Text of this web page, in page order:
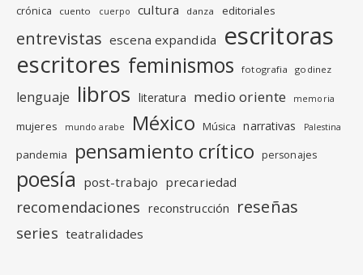
crónica cuento cuerpo cultura danza editoriales
entrevistas escena expandida escritoras
escritores feminismos fotografia godinez
lenguaje libros literatura medio oriente memoria
mujeres mundo arabe México Música narrativas Palestina
pandemia pensamiento crítico personajes
poesía post-trabajo precariedad
recomendaciones reconstrucción reseñas
series teatralidades